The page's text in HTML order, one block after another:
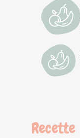
Recette